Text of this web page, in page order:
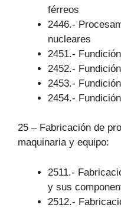
férreos
2446.-
nucleares
2451.-
2452.-
2453.-
2454.-
25 – Fabricación de
maquinaria y equipo:
2511.-
y sus
2512.-